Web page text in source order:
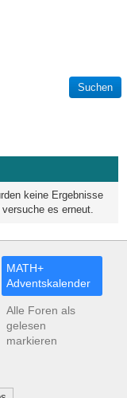
keine Ergebnisse
es erneut.
MATH+
Adventskalender
Alle Foren als
gelesen
markieren